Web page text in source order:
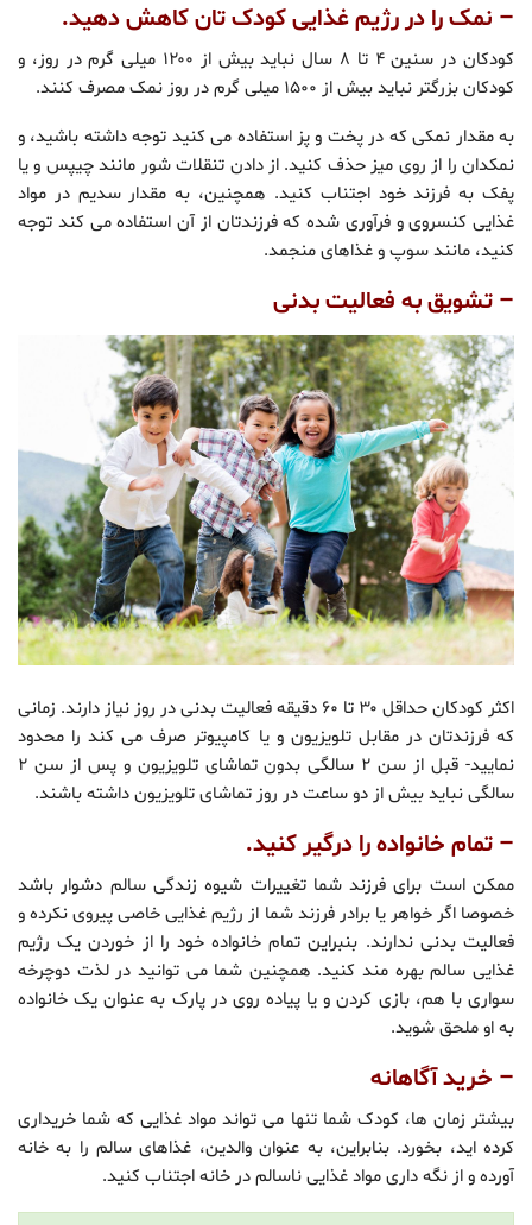
– نمک را در رژیم غذایی کودک تان کاهش دهید.
کودکان در سنین ۴ تا ۸ سال نباید بیش از ۱۲۰۰ میلی گرم در روز، و
کودکان بزرگتر نباید بیش از ۱۵۰۰ میلی گرم در روز نمک مصرف کنند.
به مقدار نمکی که در پخت و پز استفاده می کنید توجه داشته باشید، و
نمکدان را از روی میز حذف کنید. از دادن تنقلات شور مانند چیپس و یا
پفک به فرزند خود اجتناب کنید. همچنین، به مقدار سدیم در مواد
غذایی کنسروی و فرآوری شده که فرزندتان از آن استفاده می کند توجه
کنید، مانند سوپ و غذاهای منجمد.
– تشویق به فعالیت بدنی
اکثر کودکان حداقل ۳۰ تا ۶۰ دقیقه فعالیت بدنی در روز نیاز دارند. زمانی
که فرزندتان در مقابل تلویزیون و یا کامپیوتر صرف می کند را محدود
نمایید- قبل از سن ۲ سالگی بدون تماشای تلویزیون و پس از سن ۲
سالگی نباید بیش از دو ساعت در روز تماشای تلویزیون داشته باشند.
– تمام خانواده را درگیر کنید.
ممکن است برای فرزند شما تغییرات شیوه زندگی سالم دشوار باشد
خصوصا اگر خواهر یا برادر فرزند شما از رژیم غذایی خاصی پیروی نکرده و
فعالیت بدنی ندارند. بنبراین تمام خانواده خود را از خوردن یک رژیم
غذایی سالم بهره مند کنید. همچنین شما می توانید در لذت دوچرخه
سواری با هم، بازی کردن و یا پیاده روی در پارک به عنوان یک خانواده
به او ملحق شوید.
– خرید آگاهانه
بیشتر زمان ها، کودک شما تنها می تواند مواد غذایی که شما خریداری
کرده اید، بخورد. بنابراین، به عنوان والدین، غذاهای سالم را به خانه
آورده و از نگه داری مواد غذایی ناسالم در خانه اجتناب کنید.